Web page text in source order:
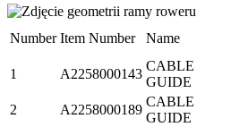
Number Item Number Name
1
A2258000143
CABLE
GUIDE
2 A2258000189
CABLE
GUIDE